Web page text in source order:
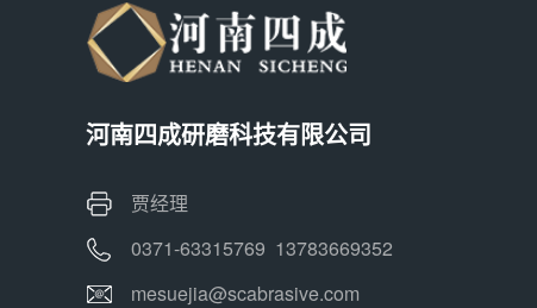
河南四成研磨科技有限公司
贾经理
0371-63315769 13783669352
mesuejia@scabrasive.com